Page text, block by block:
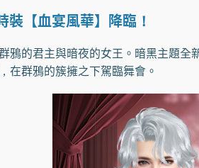
【血宴風華】降臨！
的君主與暗夜的女王。暗黑主題全
在群鴉的簇擁之下駕臨舞會。